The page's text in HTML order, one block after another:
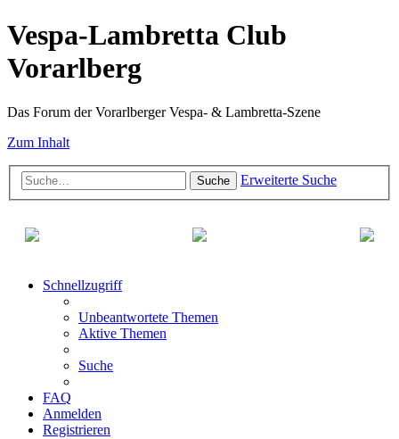
Vespa-Lambretta Club
Vorarlberg
Das Forum der Vorarlberger Vespa- & Lambretta-Szene
Zum Inhalt
Suche Erweiterte Suche
Schnellzugriff
Unbeantwortete Themen
Aktive Themen
Suche
FAQ
Anmelden
Registrieren